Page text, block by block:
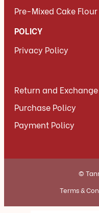
Pre-Mixed Cake Flour
POLICY
Privacy Policy
Return and
Purchase Policy
Payment Policy
©
Terms &